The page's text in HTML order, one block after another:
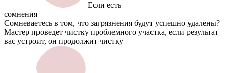
Если есть
сомнения
Сомневаетесь в том, что загрязнения будут успешно удалены?
Мастер проведет чистку проблемного участка, если результат
вас устроит, он продолжит чистку